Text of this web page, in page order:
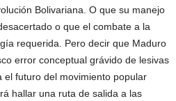
Bolivariana. O que su manejo
o que el combate a la
requerida. Pero decir que Maduro
error conceptual grávido de lesivas
el futuro del movimiento popular
hallar una ruta de salida a las